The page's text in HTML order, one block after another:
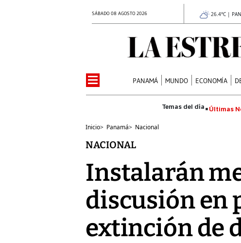
SÁBADO 08 AGOSTO 2026 26.4°C |
PANAMÁ MUNDO ECONOMÍA
Últimas
Inicio> Panamá> Nacional
NACIONAL
Instalarán
discusión en
extinción de